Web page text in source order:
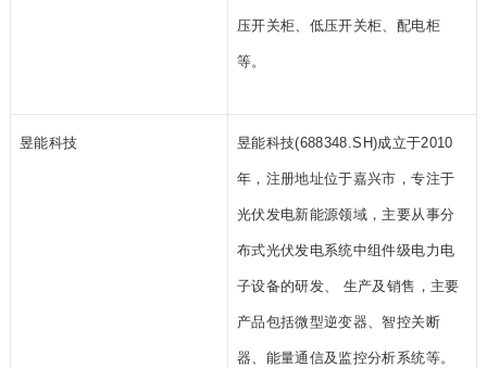
压开关柜、低压开关柜、配电柜
等。
昱能科技 昱能科技(688348.SH)成立于2010
年，注册地址位于嘉兴市，专注于
光伏发电新能源领域，主要从事分
布式光伏发电系统中组件级电力电
子设备的研发、 生产及销售，主要
产品包括微型逆变器、智控关断
器、能量通信及监控分析系统等。